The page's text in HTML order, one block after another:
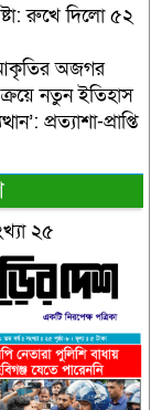
রুখে দিলো ৫২
আকৃতির অজগর
নতুন ইতিহাস
প্রত্যাশা-প্রাপ্তি
২৫